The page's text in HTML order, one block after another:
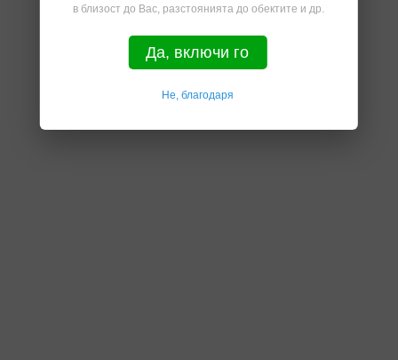
в близост до Вас, разстоянията до обектите и др.
Да, включи го
Не, благодаря